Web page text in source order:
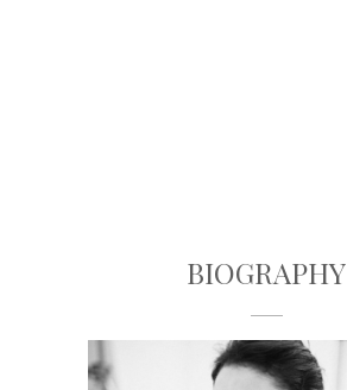
BIOGRAPHY